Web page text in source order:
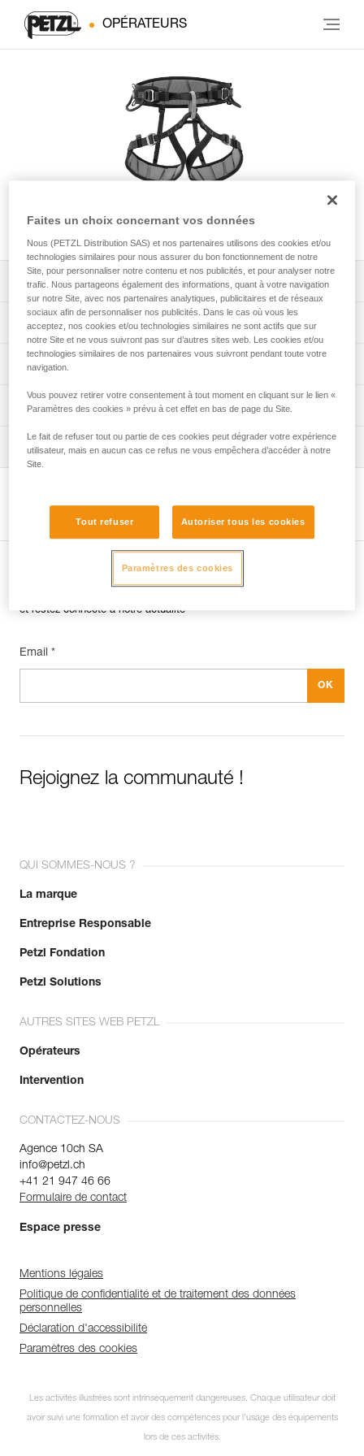
OPÉRATEURS
FALCON® MOUNTAIN
Télécharger la notice technique (PDF)
Technical Notice
App pour contrôler et suivre vos EPI
découvrez ePPEcentre
Procédure de vérification EPI
Fiche de suivi EPI
verif-EPI-harnais-PRO-suivi-FR
Conseils pour l'entretien de vos équipements
Abonnez-vous à la newsletter
et restez connecté à notre actualité
Email *
Rejoignez la communauté !
QUI SOMMES-NOUS ?
La marque
Entreprise Responsable
Petzl Fondation
Petzl Solutions
AUTRES SITES WEB PETZL
Opérateurs
Intervention
CONTACTEZ-NOUS
Agence 10ch SA
info@petzl.ch
+41 21 947 46 66
Formulaire de contact
Espace presse
Mentions légales
Politique de confidentialité et de traitement des données
personnelles
Déclaration d'accessibilité
Paramètres des cookies
Les activités illustrées sont intrinsèquement dangereuses. Chaque utilisateur doit
avoir suivi une formation et avoir des compétences pour l’usage des équipements
lors de ces activités.
Faites un choix concernant vos données
Nous (PETZL Distribution SAS) et nos partenaires utilisons des cookies et/ou
technologies similaires pour nous assurer du bon fonctionnement de notre
Site, pour personnaliser notre contenu et nos publicités, et pour analyser notre
trafic. Nous partageons également des informations, quant à votre navigation
sur notre Site, avec nos partenaires analytiques, publicitaires et de réseaux
sociaux afin de personnaliser nos publicités. Dans le cas où vous les
acceptez, nos cookies et/ou technologies similaires ne sont actifs que sur
notre Site et ne vous suivront pas sur d’autres sites web. Les cookies et/ou
technologies similaires de nos partenaires vous suivront pendant toute votre
navigation.
Vous pouvez retirer votre consentement à tout moment en cliquant sur le lien «
Paramètres des cookies » prévu à cet effet en bas de page du Site.
Le fait de refuser tout ou partie de ces cookies peut dégrader votre expérience
utilisateur, mais en aucun cas ce refus ne vous empêchera d’accéder à notre
Site.
Tout refuser Autoriser tous les cookies
Paramètres des cookies